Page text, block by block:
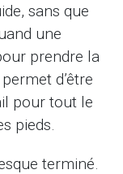
sans que
une
prendre la
d’être
pour tout le
pieds.
terminé.